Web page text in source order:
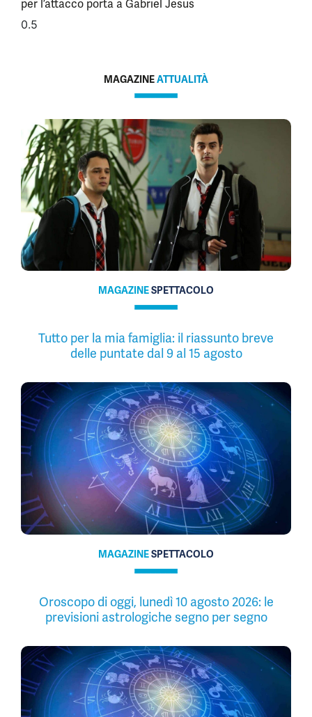
per l’attacco porta a Gabriel Jesus
MAGAZINEATTUALITÀ
MAGAZINESPETTACOLO
Tutto per la mia famiglia: il riassunto breve
delle puntate dal 9 al 15 agosto
MAGAZINESPETTACOLO
Oroscopo di oggi, lunedì 10 agosto 2026: le
previsioni astrologiche segno per segno